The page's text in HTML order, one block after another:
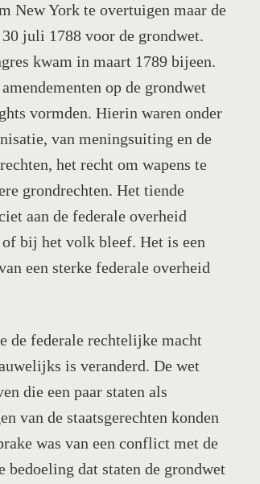
New York te overtuigen maar de
30 juli 1788 voor de grondwet.
kwam in maart 1789 bijeen.
op de grondwet
vormden. Hierin waren onder
van meningsuiting en de
het recht om wapens te
grondrechten. Het tiende
aan de federale overheid
bij het volk bleef. Het is een
een sterke federale overheid
de federale rechtelijke macht
is veranderd. De wet
die een paar staten als
van de staatsgerechten konden
was van een conflict met de
dat staten de grondwet